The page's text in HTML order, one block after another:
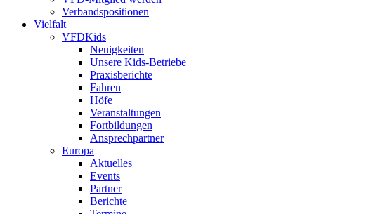
Verbandspositionen
Vielfalt
VFDKids
Neuigkeiten
Unsere Kids-Betriebe
Praxisberichte
Fahren
Höfe
Veranstaltungen
Fortbildungen
Ansprechpartner
Europa
Aktuelles
Events
Partner
Berichte